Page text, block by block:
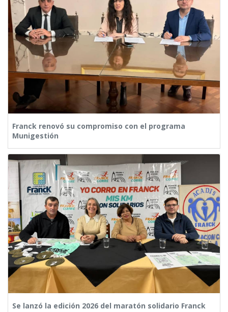
Franck renovó su compromiso con el programa
Munigestión
Se lanzó la edición 2026 del maratón solidario Franck